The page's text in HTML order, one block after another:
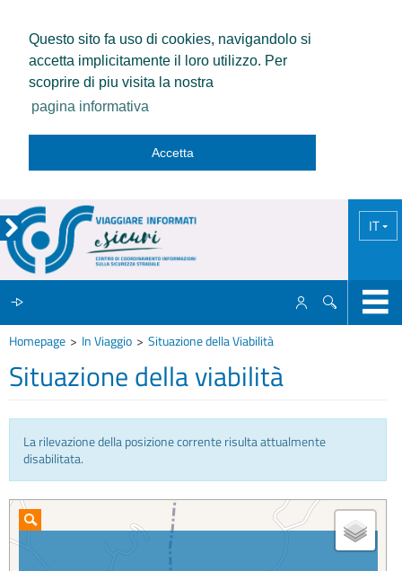
Questo sito fa uso di cookies, navigandolo si
accetta implicitamente il loro utilizzo. Per
scoprire di piu visita la nostra
pagina informativa
Accetta
IT
IL CCISS
INFO E MEDIA
IN VIAGGIO
Homepage In Viaggio Situazione della Viabilità
Situazione della viabilità
La rilevazione della posizione corrente risulta attualmente
disabilitata.